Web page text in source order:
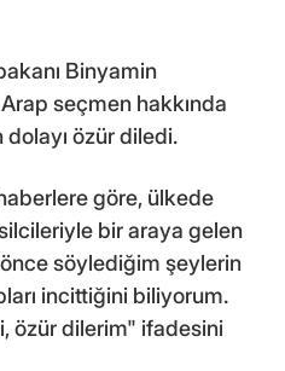
Binyamin
seçmen hakkında
dolayı özür diledi.
göre, ülkede
bir araya gelen
söylediğim şeylerin
incittiğini biliyorum.
özür dilerim" ifadesini